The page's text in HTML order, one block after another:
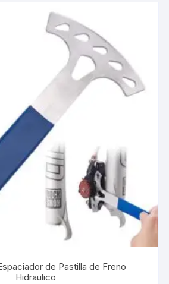
de Pastilla de Freno
Hidraulico